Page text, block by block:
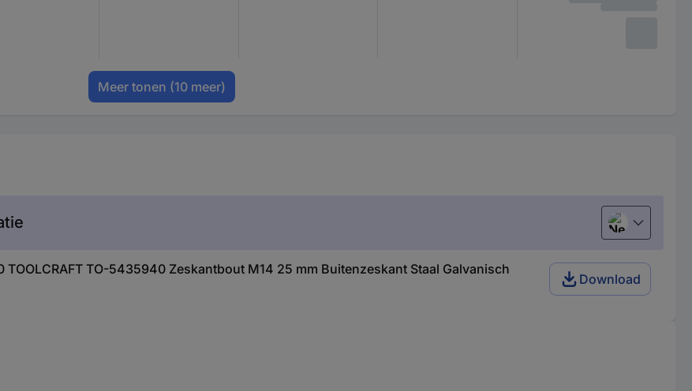
Meer tonen (10 meer)
Nederlands
TO-5435940 Zeskantbout M14 25 mm Buitenzeskant Staal Galvanisch
Download